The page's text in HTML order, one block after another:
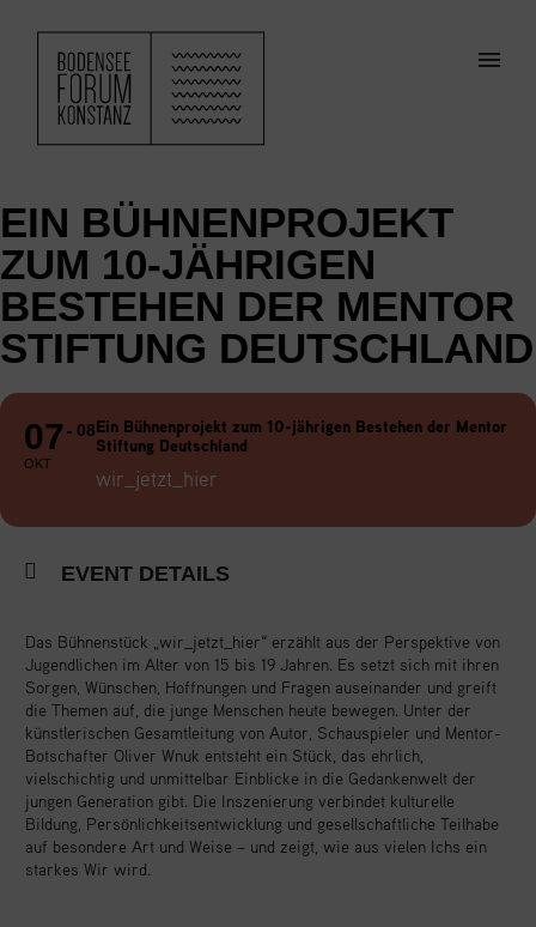
ZUM HAUPTINHALT SPRINGEN
EIN BÜHNENPROJEKT
ZUM 10-JÄHRIGEN
BESTEHEN DER MENTOR
STIFTUNG DEUTSCHLAND
07
OKT
08Ein Bühnenprojekt zum 10-jährigen Bestehen der Mentor
Stiftung Deutschland
wir_jetzt_hier
EVENT DETAILS
Das Bühnenstück „wir_jetzt_hier“ erzählt aus der Perspektive von
Jugendlichen im Alter von 15 bis 19 Jahren. Es setzt sich mit ihren
Sorgen, Wünschen, Hoffnungen und Fragen auseinander und greift
die Themen auf, die junge Menschen heute bewegen. Unter der
künstlerischen Gesamtleitung von Autor, Schauspieler und Mentor-
Botschafter Oliver Wnuk entsteht ein Stück, das ehrlich,
vielschichtig und unmittelbar Einblicke in die Gedankenwelt der
jungen Generation gibt. Die Inszenierung verbindet kulturelle
Bildung, Persönlichkeitsentwicklung und gesellschaftliche Teilhabe
auf besondere Art und Weise – und zeigt, wie aus vielen Ichs ein
starkes Wir wird.